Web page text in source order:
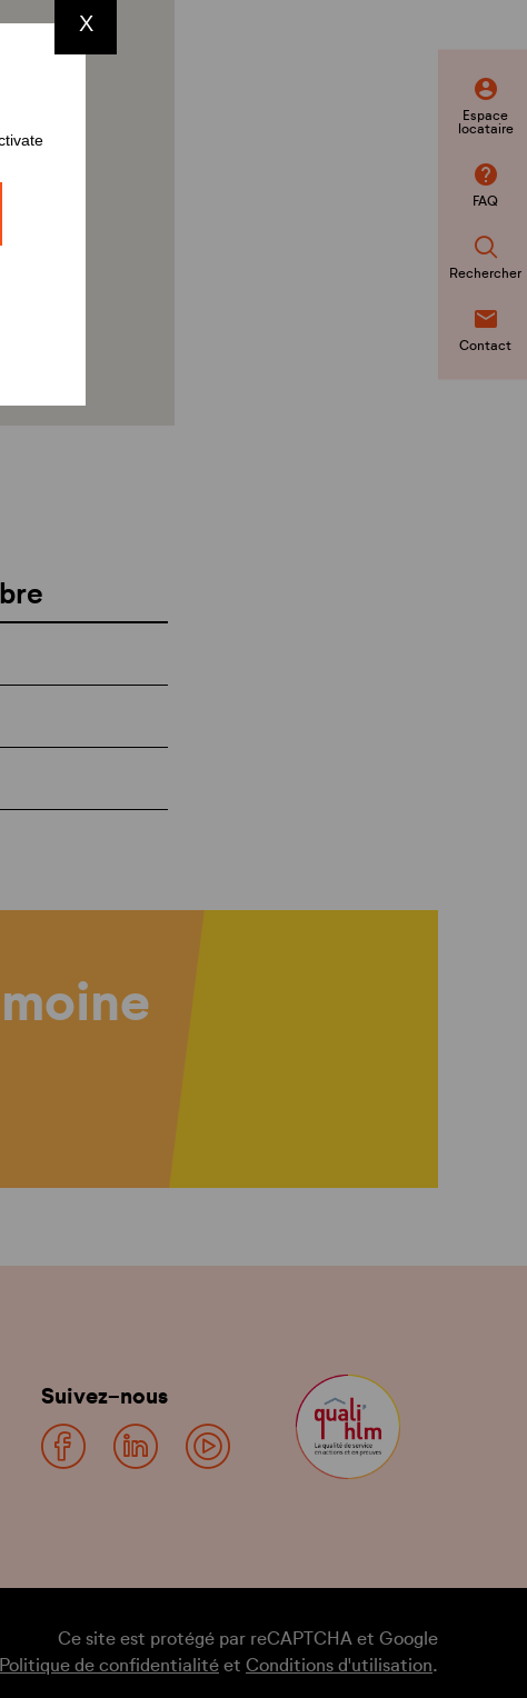
Suivez-nous
Ce site est protégé par reCAPTCHA et Google
Politique de confidentialité et Conditions d'utilisation.
Espace
locataire
FAQ
Rechercher
Contact
X